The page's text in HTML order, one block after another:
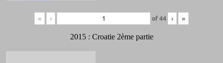
« ‹ of44 › »
2015 : Croatie 2ème partie